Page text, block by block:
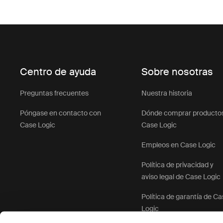
Centro de ayuda
Preguntas frecuentes
Póngase en contacto con
Case Logic
Sobre nosotras
Nuestra historia
Dónde comprar
Case Logic
Empleos en Case Logic
Política de privacidad y
aviso legal de Case Logic
Política de garantía de
Logic